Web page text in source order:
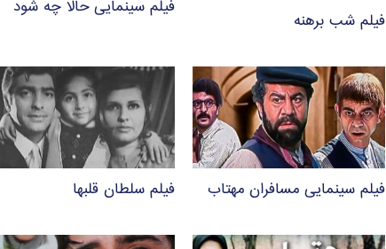
فیلم شب برهنه
فیلم سینمایی حالا چه شود
فیلم سینمایی مسافران مهتاب فیلم سلطان قلبها